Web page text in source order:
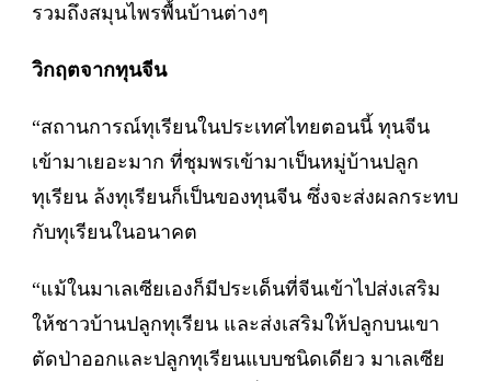
รวมถึงสมุนไพรพื้นบ้านต่างๆ
วิกฤตจากทุนจีน
“สถานการณ์ทุเรียนในประเทศไทยตอนนี้ ทุนจีน
เข้ามาเยอะมาก ที่ชุมพรเข้ามาเป็นหมู่บ้านปลูก
ทุเรียน ล้งทุเรียนก็เป็นของทุนจีน ซึ่งจะส่งผลกระทบ
กับทุเรียนในอนาคต
“แม้ในมาเลเซียเองก็มีประเด็นที่จีนเข้าไปส่งเสริม
ให้ชาวบ้านปลูกทุเรียน และส่งเสริมให้ปลูกบนเขา
ตัดป่าออกและปลูกทุเรียนแบบชนิดเดียว มาเลเซีย